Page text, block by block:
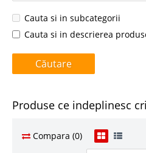
Cauta si in subcategorii
Cauta si in descrierea
Produse ce indeplinesc
Compara (0)